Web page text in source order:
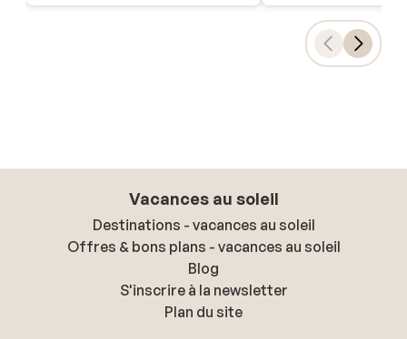
Vacances au soleil
Destinations - vacances au soleil
Offres & bons plans - vacances au soleil
Blog
S'inscrire à la newsletter
Plan du site